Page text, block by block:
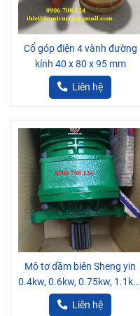
Cổ góp điện 4 vành đường
kính 40 x 80 x 95 mm
Liên hệ
Mô tơ dầm biên Sheng yin
0.4kw, 0.6kw, 0.75kw, 1.1kw,
1.5kw, 2.2kw
Liên hệ